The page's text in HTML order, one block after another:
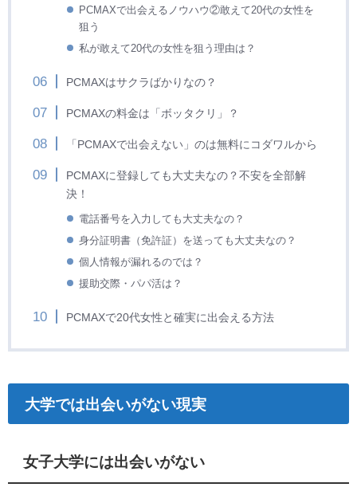
PCMAXで出会えるノウハウ②敢えて20代の女性を
狙う
私が敢えて20代の女性を狙う理由は？
PCMAXはサクラばかりなの？
PCMAXの料金は「ボッタクリ」？
「PCMAXで出会えない」のは無料にコダワルから
PCMAXに登録しても大丈夫なの？不安を全部解
決！
電話番号を入力しても大丈夫なの？
身分証明書（免許証）を送っても大丈夫なの？
個人情報が漏れるのでは？
援助交際・パパ活は？
PCMAXで20代女性と確実に出会える方法
大学では出会いがない現実
女子大学には出会いがない